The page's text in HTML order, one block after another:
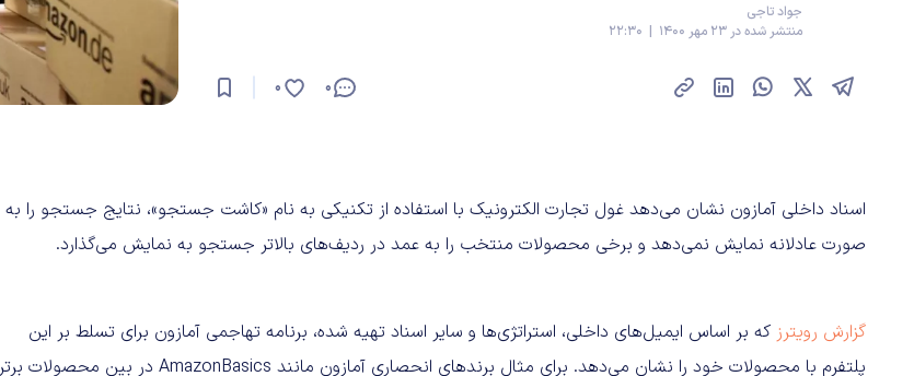
جواد تاجی
منتشر شده در 23 مهر 1400 | 22:30
0
0
اسناد داخلی آمازون نشان می‌دهد غول تجارت الکترونیک با استفاده از تکنیکی به نام «کاشت جستجو»، نتایج جستجو را به
صورت عادلانه نمایش نمی‌دهد و برخی محصولات منتخب را به عمد در ردیف‌های بالاتر جستجو به نمایش می‌گذارد.
گزارش رویترز که بر اساس ایمیل‌های داخلی، استراتژی‌ها و سایر اسناد تهیه شده، برنامه تهاجمی آمازون برای تسلط بر این
پلتفرم با محصولات خود را نشان می‌دهد. برای مثال برندهای انحصاری آمازون مانند AmazonBasics در بین محصولات برتر